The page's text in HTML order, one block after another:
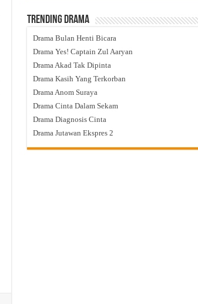
Trending Drama
Drama Bulan Henti Bicara
Drama Yes! Captain Zul Aaryan
Drama Akad Tak Dipinta
Drama Kasih Yang Terkorban
Drama Anom Suraya
Drama Cinta Dalam Sekam
Drama Diagnosis Cinta
Drama Jutawan Ekspres 2